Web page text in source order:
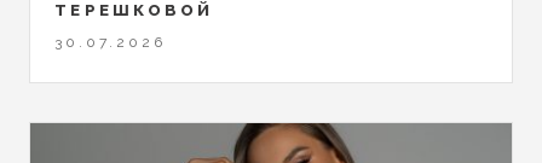
ТЕРЕШКОВОЙ
30.07.2026